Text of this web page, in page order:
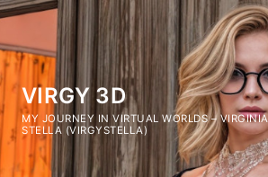
Vai
contenuto
VIRGY 3D
MY JOURNEY IN VIRTUAL WORLDS – VIRGINIA
STELLA (VIRGYSTELLA)